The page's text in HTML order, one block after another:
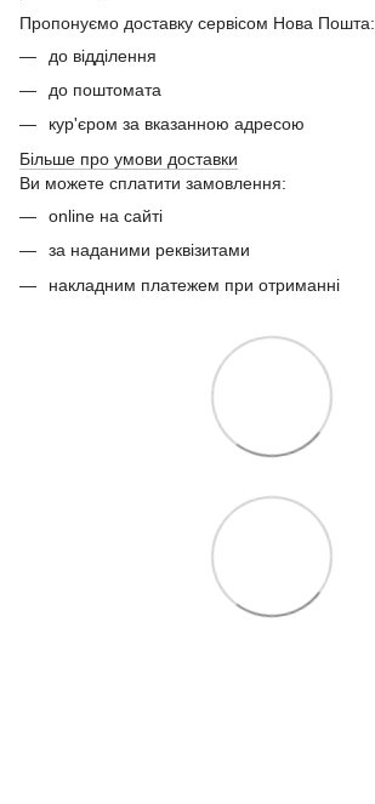
Пропонуємо доставку сервісом Нова Пошта:
до відділення
до поштомата
кур'єром за вказанною адресою
Більше про умови доставки
Ви можете сплатити замовлення:
online на сайті
за наданими реквізитами
накладним платежем при отриманні